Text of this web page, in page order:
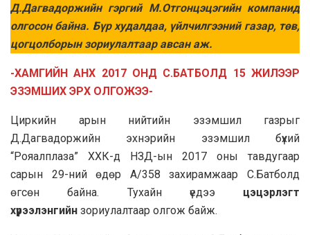
Д.Дагвадоржийн гэргий М.Отгонцэцэгийн компанид
олгосон байна. Бүр худалдаа, үйлчилгээний газар, төв,
цогцолборын зориулалтаар авсан аж.
-ХАМГИЙН АНХ 2017 ОНД С.БАТБОЛД 15 ЖИЛЭЭР
ЭЗЭМШИХ ЭРХ ОЛГОЖЭЭ-
Циркийн арын нийтийн эзэмшил газрыг
Д.Дагвадоржийн эхнэрийн эзэмшил бүхий
“Рояалплаза” ХХК-д НЗД-ын 2017 оны тавдугаар
сарын 29-ний өдөр А/358 захирамжаар С.Батболд
өгсөн байна. Тухайн үедээ цэцэрлэгт
хүрээлэнгийн зориулалтаар олгож байж.